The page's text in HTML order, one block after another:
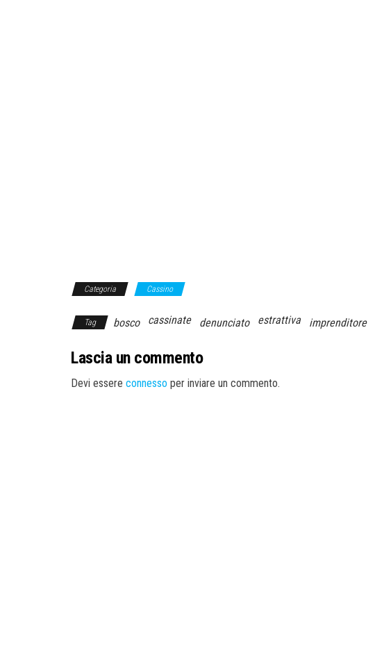
Categoria Cassino
Tag bosco cassinate denunciato estrattiva imprenditore
Lascia un commento
Devi essere connesso per inviare un commento.